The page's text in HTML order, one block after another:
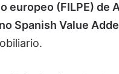
europeo (FILPE) de
Spanish Value